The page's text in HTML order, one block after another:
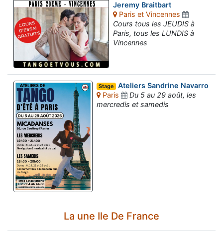
Jeremy Braitbart
Paris et Vincennes
Cours tous les JEUDIS à
Paris, tous les LUNDIS à
Vincennes
Stage Ateliers Sandrine Navarro
Paris
Du 5 au 29 août, les
mercredis et samedis
La une Ile De France